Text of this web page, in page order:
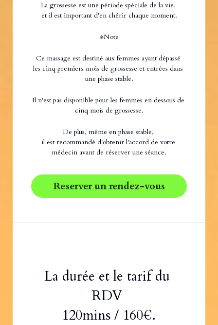
La grossesse est une période spéciale de la vie,
et il est important d'en chérir chaque moment.
※Note
Ce massage est destiné aux femmes ayant dépassé
les cinq premiers mois de grossesse et entrées dans
une phase stable.
Il n'est pas disponible pour les femmes en dessous de
cinq mois de grossesse.
De plus, même en phase stable,
il est recommandé d'obtenir l'accord de votre
médecin avant de réserver une séance.
Reserver un rendez-vous
La durée et le tarif du
RDV
120mins / 160€.